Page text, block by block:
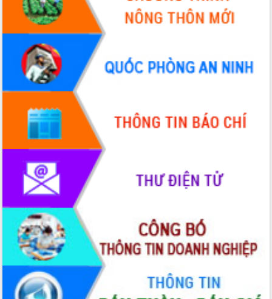
UBND tỉnh họp báo định kỳ tháng 4
năm 2026
Hội thảo khoa học “Giải pháp thúc đẩy
phát triển nền kinh tế xanh tại tỉnh
Đắk Lắk”
Tăng cường giám sát, đôn đốc thực
hiện nhiệm vụ quản lý tài sản công
Tháo gỡ những vướng mắc, đẩy mạnh
công tác cải cách thủ tục hành chính
tại Trung tâm Phục vụ hành chính
công tỉnh
Đắk Lắk: Tôn vinh 46 giải pháp tại Hội
thi Sáng tạo Kỹ thuật 2024 - 2025
Đắk Lắk rà soát, điều chỉnh Đề án 190
về phát triển nuôi trồng thủy sản
Phó Chủ tịch UBND tỉnh Đắk Lắk
Trương Công Thái kiểm tra thực địa
Dự án cao tốc Khánh Hòa - Buôn Ma
Thuột
Định vị cà phê Việt Nam như một “di
sản sống” trong dòng chảy toàn cầu